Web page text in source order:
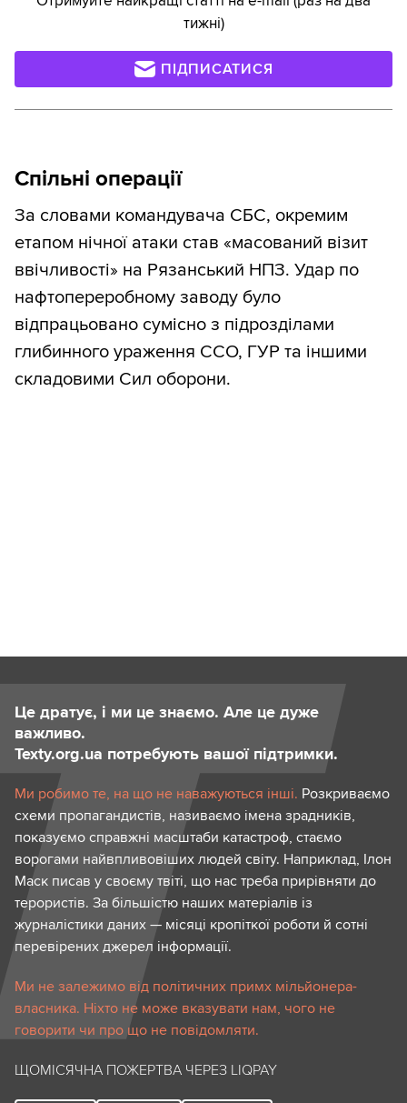
тижні)
ПІДПИСАТИСЯ
Спільні операції
За словами командувача СБС, окремим
етапом нічної атаки став «масований візит
ввічливості» на Рязанський НПЗ. Удар по
нафтопереробному заводу було
відпрацьовано сумісно з підрозділами
глибинного ураження ССО, ГУР та іншими
складовими Сил оборони.
Це дратує, і ми це знаємо. Але це дуже
важливо.
Texty.org.ua потребують вашої підтримки.
Ми робимо те, на що не наважуються інші. Розкриваємо
схеми пропагандистів, називаємо імена зрадників,
показуємо справжні масштаби катастроф, стаємо
ворогами найвпливовіших людей світу. Наприклад, Ілон
Маск писав у своєму твіті, що нас треба прирівняти до
терористів. За більшістю наших матеріалів із
журналістики даних — місяці кропіткої роботи й сотні
перевірених джерел інформації.
Ми не залежимо від політичних примх мільйонера-
власника. Ніхто не може вказувати нам, чого не
говорити чи про що не повідомляти.
ЩОМІСЯЧНА ПОЖЕРТВА ЧЕРЕЗ LIQPAY